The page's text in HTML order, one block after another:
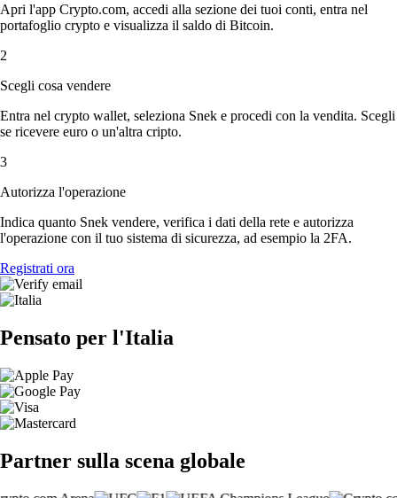
Apri l'app Crypto.com, accedi alla sezione dei tuoi conti, entra nel
portafoglio crypto e visualizza il saldo di Bitcoin.
2
Scegli cosa vendere
Entra nel crypto wallet, seleziona Snek e procedi con la vendita. Scegli
se ricevere euro o un'altra cripto.
3
Autorizza l'operazione
Indica quanto Snek vendere, verifica i dati della rete e autorizza
l'operazione con il tuo sistema di sicurezza, ad esempio la 2FA.
Registrati ora
Pensato per l'Italia
Partner sulla scena globale